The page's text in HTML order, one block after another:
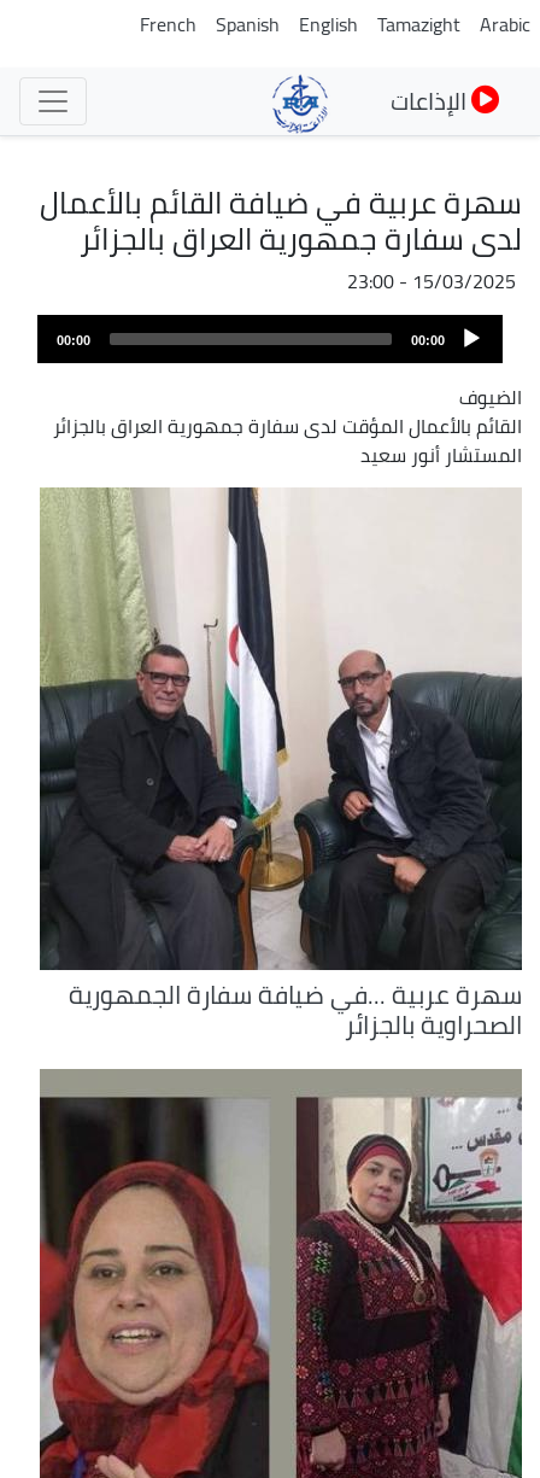
تجاوز
Arabic
Tamazight
English
Spanish
French
الإذاعات
سهرة عربية في ضيافة القائم بالأعمال
لدى سفارة جمهورية العراق بالجزائر
15/03/2025 - 23:00
Audio
Player
00:00
00:00
الضيوف
القائم بالأعمال المؤقت لدى سفارة جمهورية العراق بالجزائر
المستشار أنور سعيد
سهرة عربية ...في ضيافة سفارة الجمهورية
الصحراوية بالجزائر